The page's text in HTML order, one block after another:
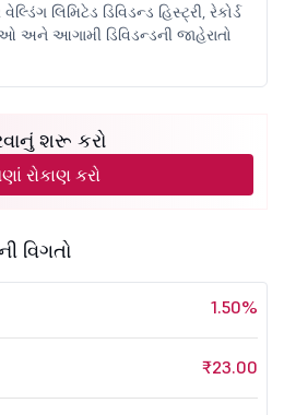
લિમિટેડ ડિવિડન્ડ હિસ્ટ્રી, રેકોર્ડ
અને આગામી ડિવિડન્ડની જાહેરાતો
શરૂ કરો
રોકાણ કરો
વિગતો
1.50%
₹23.00